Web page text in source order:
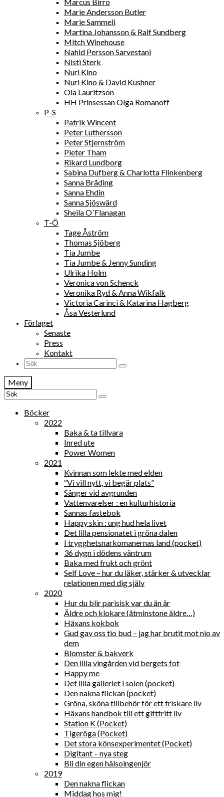
Marie Andersson Butler
Marie Sammeli
Martina Johansson & Ralf Sundberg
Mitch Winehouse
Nahid Persson Sarvestani
Nisti Sterk
Nuri Kino
Nuri Kino & David Kushner
Ola Lauritzson
HH Prinsessan Olga Romanoff
P-S
Patrik Wincent
Peter Luthersson
Peter Stjernström
Pieter Tham
Rikard Lundborg
Sabina Dufberg & Charlotta Flinkenberg
Sanna Bråding
Sanna Ehdin
Sanna Sjöswärd
Sheila O´Flanagan
T-Ö
Tage Åström
Thomas Sjöberg
Tia Jumbe
Tia Jumbe & Jenny Sunding
Ulrika Holm
Veronica von Schenck
Veronika Ryd & Anna Wikfalk
Victoria Carinci & Katarina Hagberg
Åsa Vesterlund
Förlaget
Senaste
Press
Kontakt
Search
Meny
Search
Böcker
2022
Baka & ta tillvara
Inred ute
Power Women
2021
Kvinnan som lekte med elden
“Vi vill nytt, vi begär plats”
Sånger vid avgrunden
Vattenvarelser : en kulturhistoria
Sannas fastebok
Happy skin : ung hud hela livet
Det lilla pensionatet i gröna dalen
I trygghetsnarkomanernas land (pocket)
36 dygn i dödens väntrum
Baka med frukt och grönt
Self Love – hur du läker, stärker & utvecklar
relationen med dig själv
2020
Hur du blir parisisk var du än är
Äldre och klokare (åtminstone äldre…)
Häxans kokbok
Gud gav oss tio bud – jag har brutit mot nio av
dem
Blomster & bakverk
Den lilla vingården vid bergets fot
Happy me
Det lilla galleriet i solen (pocket)
Den nakna flickan (pocket)
Gröna, sköna tillbehör för ett friskare liv
Häxans handbok till ett giftfritt liv
Station K (Pocket)
Tigeröga (Pocket)
Det stora könsexperimentet (Pocket)
Digitant – nya steg
Bli din egen hälsoingenjör
2019
Den nakna flickan
Middag hos mig!